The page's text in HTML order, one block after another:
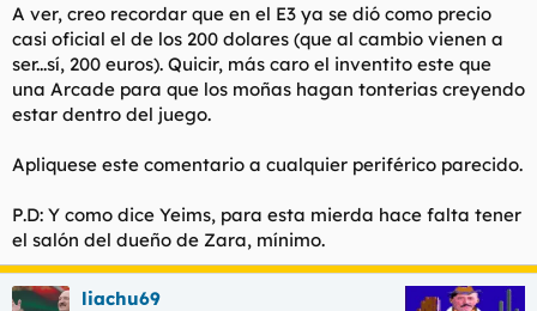
A ver, creo recordar que en el E3 ya se dió como precio
casi oficial el de los 200 dolares (que al cambio vienen a
ser...sí, 200 euros). Quicir, más caro el inventito este que
una Arcade para que los moñas hagan tonterias creyendo
estar dentro del juego.
Apliquese este comentario a cualquier periférico parecido.
P.D: Y como dice Yeims, para esta mierda hace falta tener
el salón del dueño de Zara, mínimo.
liachu69